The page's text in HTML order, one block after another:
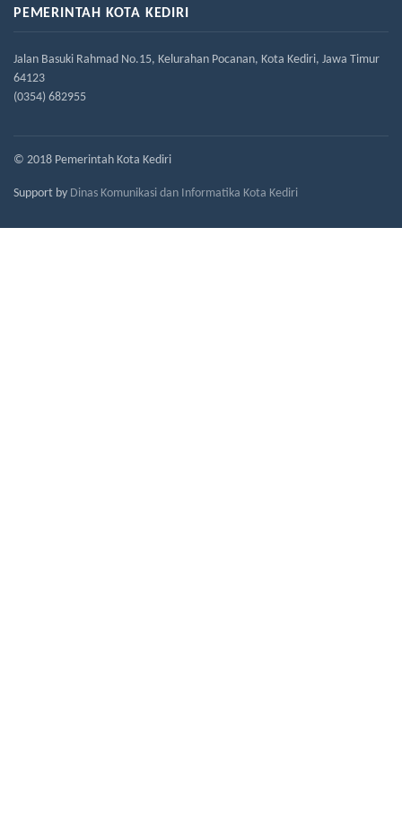
PEMERINTAH KOTA KEDIRI
Jalan Basuki Rahmad No.15, Kelurahan Pocanan, Kota Kediri, Jawa Timur
64123
(0354) 682955
© 2018 Pemerintah Kota Kediri
Support by Dinas Komunikasi dan Informatika Kota Kediri